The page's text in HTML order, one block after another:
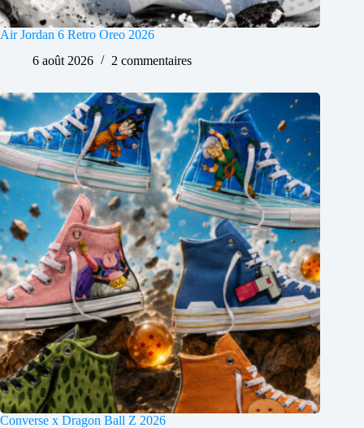
Air Jordan 6 Retro Oreo 2026
6 août 2026
2 commentaires
Converse x Dragon Ball Z 2026